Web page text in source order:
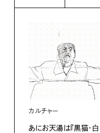
カルチャー
あにお天湯は『黒猫・白